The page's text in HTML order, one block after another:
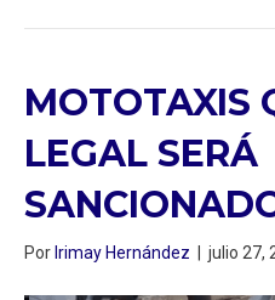
MOTOTAXIS
LEGAL SERÁ
Por Irimay Hernández julio 27,